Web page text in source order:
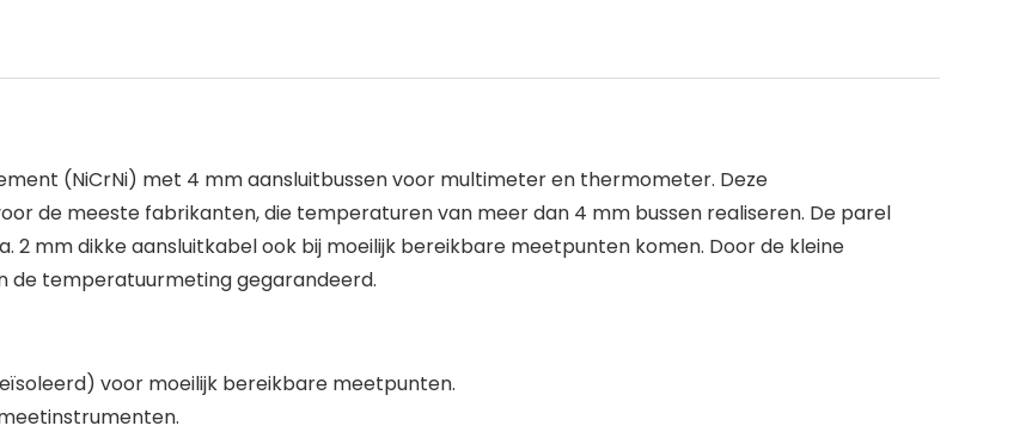
(NiCrNi) met 4 mm aansluitbussen voor multimeter en thermometer. Deze
de meeste fabrikanten, die temperaturen van meer dan 4 mm bussen realiseren. De parel
2 mm dikke aansluitkabel ook bij moeilijk bereikbare meetpunten komen. Door de kleine
de temperatuurmeting gegarandeerd.
voor moeilijk bereikbare meetpunten.